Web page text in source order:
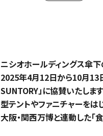
ニシオホールディングス傘下
2025年4月12日から10月13
SUNTORY」に協賛いたしま
型テントやファニチャーを
大阪・関西万博と連動した「